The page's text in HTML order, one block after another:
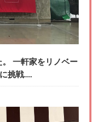
一軒家をリノベー
挑戦....